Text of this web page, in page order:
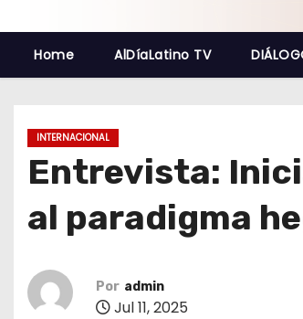
Home AlDíaLatino TV
INTERNACIONAL
Entrevista:
al paradigma
Por admin
Jul 11, 2025